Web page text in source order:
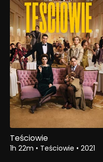
Teściowie
1h 22m • Teściowie • 2021